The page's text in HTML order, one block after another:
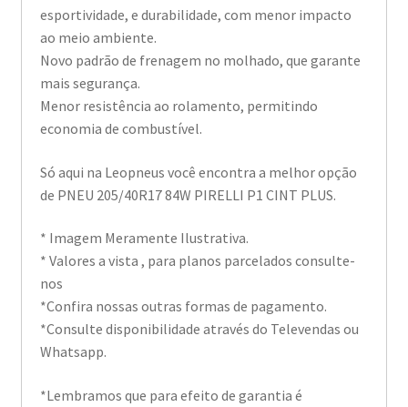
esportividade, e durabilidade, com menor impacto
ao meio ambiente.
Novo padrão de frenagem no molhado, que garante
mais segurança.
Menor resistência ao rolamento, permitindo
economia de combustível.
Só aqui na Leopneus você encontra a melhor opção
de PNEU 205/40R17 84W PIRELLI P1 CINT PLUS.
* Imagem Meramente Ilustrativa.
* Valores a vista , para planos parcelados consulte-
nos
*Confira nossas outras formas de pagamento.
*Consulte disponibilidade através do Televendas ou
Whatsapp.
*Lembramos que para efeito de garantia é